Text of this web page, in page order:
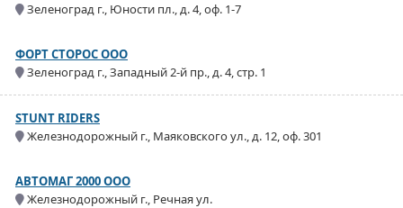
Зеленоград г., Юности пл., д. 4, оф. 1-7
ФОРТ СТОРОС ООО
Зеленоград г., Западный 2-й пр., д. 4, стр. 1
STUNT RIDERS
Железнодорожный г., Маяковского ул., д. 12, оф. 301
АВТОМАГ 2000 ООО
Железнодорожный г., Речная ул.